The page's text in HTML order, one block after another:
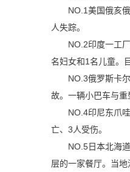
NO.1美国俄亥
人失踪。
NO.2印度一工
名妇女和1名儿童。
NO.3俄罗斯卡
故。一辆小巴车与
NO.4印尼东爪
亡、3人受伤。
NO.5日本北海
层的一家餐厅。当